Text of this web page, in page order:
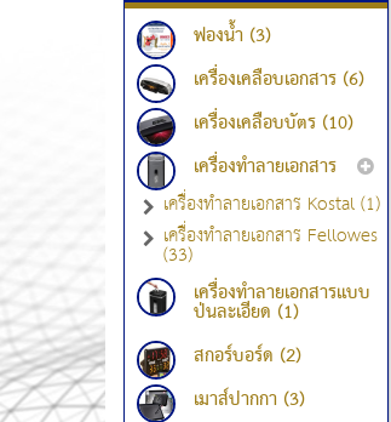
ฟองน้ำ (3)
เครื่องเคลือบเอกสาร (6)
เครื่องเคลือบบัตร (10)
เครื่องทำลายเอกสาร
เครื่องทำลายเอกสาร Kostal (1)
เครื่องทำลายเอกสาร Fellowes
(33)
เครื่องทำลายเอกสารแบบ
ป่นละเอียด (1)
สกอร์บอร์ด (2)
เมาส์ปากกา (3)